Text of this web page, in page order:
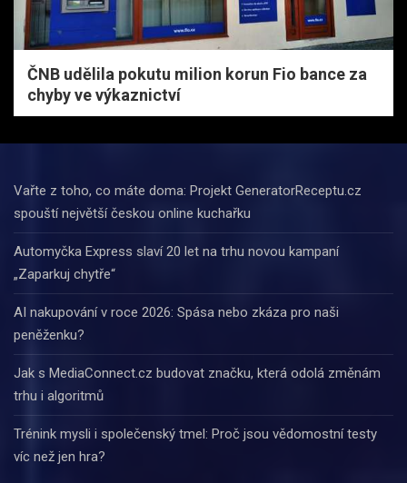
ČNB udělila pokutu milion korun Fio bance za
chyby ve výkaznictví
Vařte z toho, co máte doma: Projekt GeneratorReceptu.cz
spouští největší českou online kuchařku
Automyčka Express slaví 20 let na trhu novou kampaní
„Zaparkuj chytře“
AI nakupování v roce 2026: Spása nebo zkáza pro naši
peněženku?
Jak s MediaConnect.cz budovat značku, která odolá změnám
trhu i algoritmů
Trénink mysli i společenský tmel: Proč jsou vědomostní testy
víc než jen hra?